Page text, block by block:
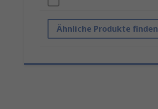
Ähnliche Produkte finden